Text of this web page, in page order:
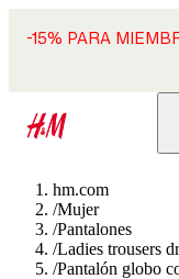
-15% PARA
hm.com
/Mujer
/Pantalones
/Ladies trousers
/Pantalón globo